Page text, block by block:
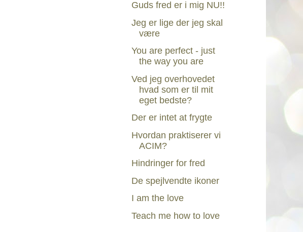
Guds fred er i mig NU!!
Jeg er lige der jeg skal
være
You are perfect - just
the way you are
Ved jeg overhovedet
hvad som er til mit
eget bedste?
Der er intet at frygte
Hvordan praktiserer vi
ACIM?
Hindringer for fred
De spejlvendte ikoner
I am the love
Teach me how to love